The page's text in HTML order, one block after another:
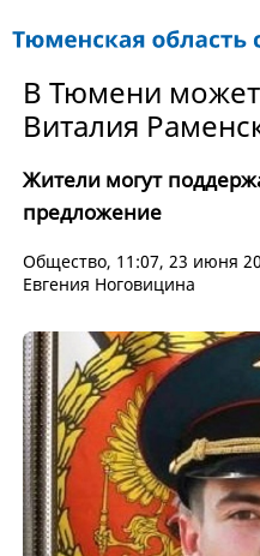
В Тюмени может
Виталия
Жители могут
предложение
Общество, 11:07, 23 июня
Евгения Ноговицина